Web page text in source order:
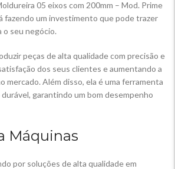
05 eixos com 200mm – Mod. Prime
fazendo um investimento que pode trazer
o seu negócio.
peças de alta qualidade com precisão e
dos seus clientes e aumentando a
mercado. Além disso, ela é uma ferramenta
garantindo um bom desempenho
Máquinas
por soluções de alta qualidade em